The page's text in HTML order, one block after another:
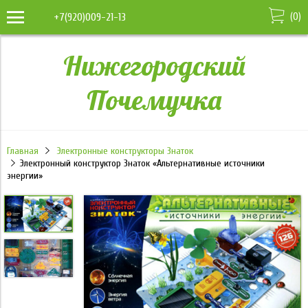
+7(920)009-21-13 (0)
Нижегородский
Почемучка
Главная
Электронные конструкторы Знаток
Электронный конструктор Знаток «Альтернативные источники
энергии»